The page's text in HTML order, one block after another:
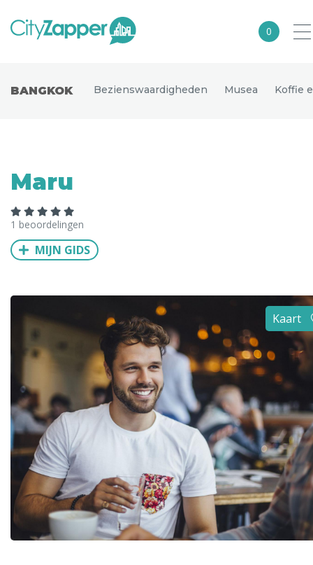
0
Europa
Noord-Amerika
Azië
Uitgelichte bestemmingen
Alle steden
Phoenix
Dresden
BANGKOK Bezienswaardigheden Musea Koffie
Maru
1 beoordelingen
MIJN GIDS
Kaart